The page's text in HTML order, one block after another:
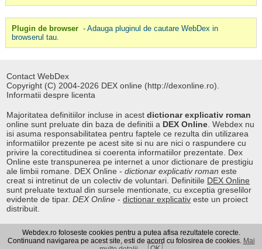
Plugin de browser - Adauga pluginul de cautare WebDex in
browserul tau.
Contact WebDex
Copyright (C) 2004-2026 DEX online (http://dexonline.ro).
Informatii despre licenta
Majoritatea definitiilor incluse in acestdictionar explicativ roman
online sunt preluate din baza de definitii a DEX Online . Webdex nu
isi asuma responsabilitatea pentru faptele ce rezulta din utilizarea
informatiilor prezente pe acest site si nu are nici o raspundere cu
privire la corectitudinea si coerenta informatiilor prezentate. Dex
Online este transpunerea pe internet a unor dictionare de prestigiu
ale limbii romane. DEX Online -dictionar explicativ roman este
creat si intretinut de un colectiv de voluntari. Definitiile DEX Online
sunt preluate textual din sursele mentionate, cu exceptia greselilor
evidente de tipar.DEX Online -dictionar explicativ este un proiect
distribuit.
Curs valutar|Kurs walut|Pret fier vechi
Webdex.ro foloseste cookies pentru a putea afisa rezultatele corecte.
Continuand navigarea pe acest site, esti de acord cu folosirea de cookies. Mai